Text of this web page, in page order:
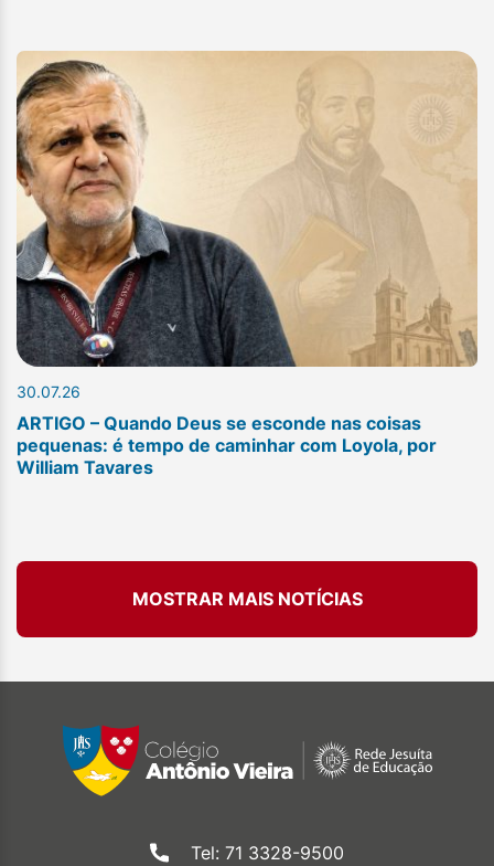
30.07.26
ARTIGO – Quando Deus se esconde nas coisas
pequenas: é tempo de caminhar com Loyola, por
William Tavares
MOSTRAR MAIS NOTÍCIAS
Tel: 71 3328-9500